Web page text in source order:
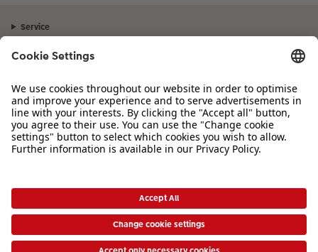
Service
Sortiment
Inspiration
Bei Fragen zu Produkten oder der Bestellung können Sie uns gerne von
Montag bis Samstag von 8:00 – 20:00 Uhr und Sonntag von 10:00 –